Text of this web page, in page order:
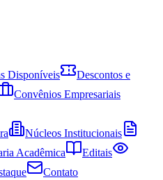
Disponíveis
Descontos e
Convênios Empresariais
Núcleos Institucionais
Acadêmica
Editais
Contato